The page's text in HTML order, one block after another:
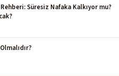
Rehberi: Süresiz Nafaka Kalkıyor mu?